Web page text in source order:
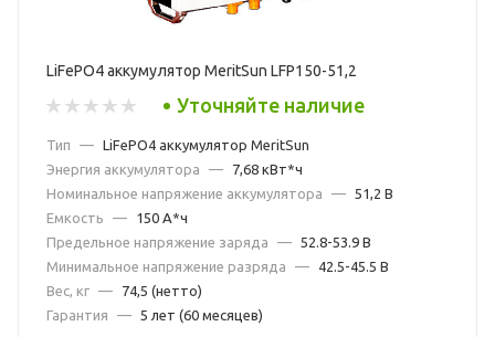
LiFePO4 аккумулятор MeritSun LFP150-51,2
Уточняйте наличие
Тип — LiFePO4 аккумулятор MeritSun
Энергия аккумулятора
—
7,68 кВт*ч
Номинальное напряжение аккумулятора
— 51,2 В
Емкость
—
150 А*ч
Предельное напряжение заряда
— 52.8-53.9 В
Минимальное напряжение разряда
—
42.5-45.5 В
Вес, кг —
74,5 (нетто)
Гарантия
— 5 лет (60 месяцев)